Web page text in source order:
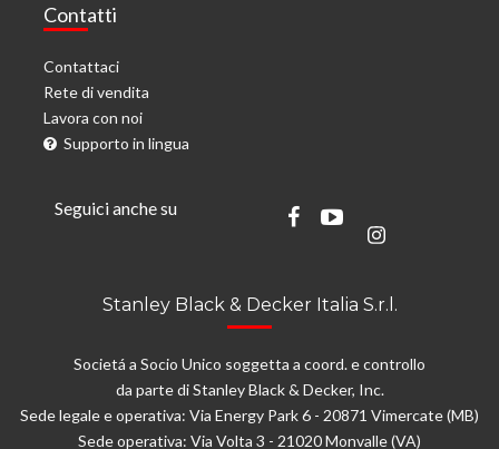
Contatti
Contattaci
Rete di vendita
Lavora con noi
Supporto in lingua
Seguici anche su
Stanley Black & Decker Italia S.r.l.
Societá a Socio Unico soggetta a coord. e controllo
da parte di Stanley Black & Decker, Inc.
Sede legale e operativa: Via Energy Park 6 - 20871 Vimercate (MB)
Sede operativa: Via Volta 3 - 21020 Monvalle (VA)